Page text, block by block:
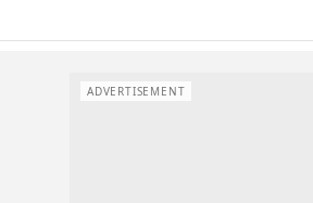
ADVERTISEMENT